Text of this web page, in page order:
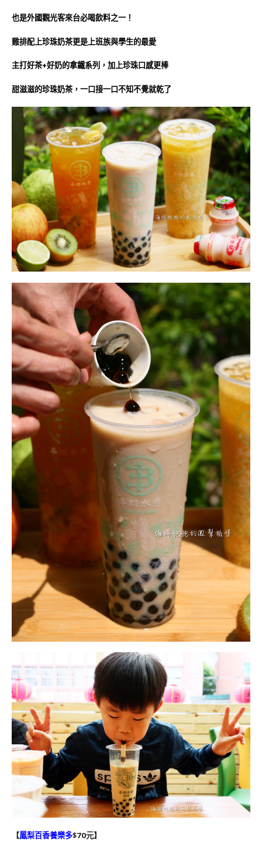
也是外國觀光客來台必喝飲料之一！
雞排配上珍珠奶茶更是上班族與學生的最愛
主打好茶+好奶的拿鐵系列，加上珍珠口感更棒
甜滋滋的珍珠奶茶，一口接一口不知不覺就乾了
【鳳梨百香養樂多$70元】